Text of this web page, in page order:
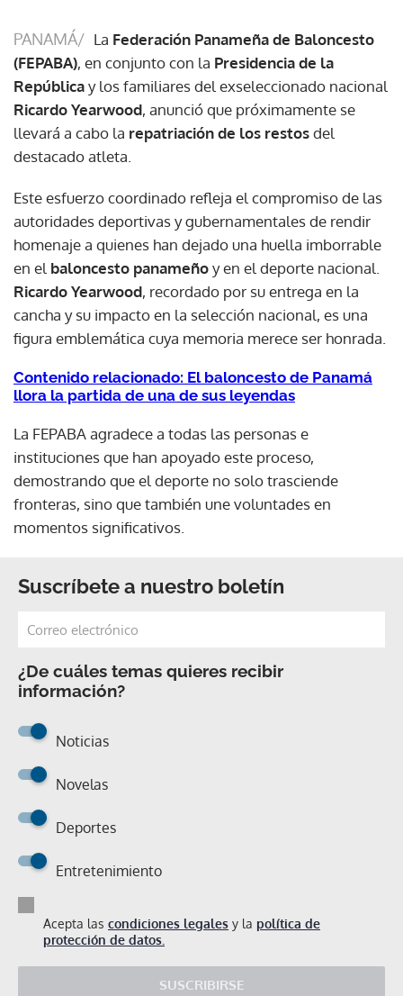
PANAMÁ/ La Federación Panameña de Baloncesto
(FEPABA), en conjunto con la Presidencia de la
Repúblicay los familiares del exseleccionado nacional
Ricardo Yearwood, anunció que próximamente se
llevará a cabo la repatriación de los restosdel
destacado atleta.
Este esfuerzo coordinado refleja el compromiso de las
autoridades deportivas y gubernamentales de rendir
homenaje a quienes han dejado una huella imborrable
en el baloncesto panameñoy en el deporte nacional.
Ricardo Yearwood, recordado por su entrega en la
cancha y su impacto en la selección nacional, es una
figura emblemática cuya memoria merece ser honrada.
Contenido relacionado: El baloncesto de Panamá
llora la partida de una de sus leyendas
La FEPABA agradece a todas las personas e
instituciones que han apoyado este proceso,
demostrando que el deporte no solo trasciende
fronteras, sino que también une voluntades en
momentos significativos.
Suscríbete a nuestro boletín
¿De cuáles temas quieres recibir
información?
Noticias
Novelas
Deportes
Entretenimiento
Acepta las condiciones legales y la política de
protección de datos.
SUSCRIBIRSE